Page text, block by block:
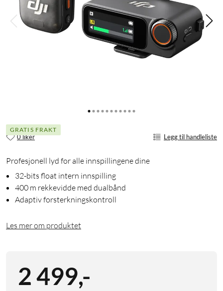
GRATIS FRAKT
0 liker Legg til handleliste
Profesjonell lyd for alle innspillingene dine
32-bits float intern innspilling
400 m rekkevidde med dualbånd
Adaptiv forsterkningskontroll
Les mer om produktet
2 499,-